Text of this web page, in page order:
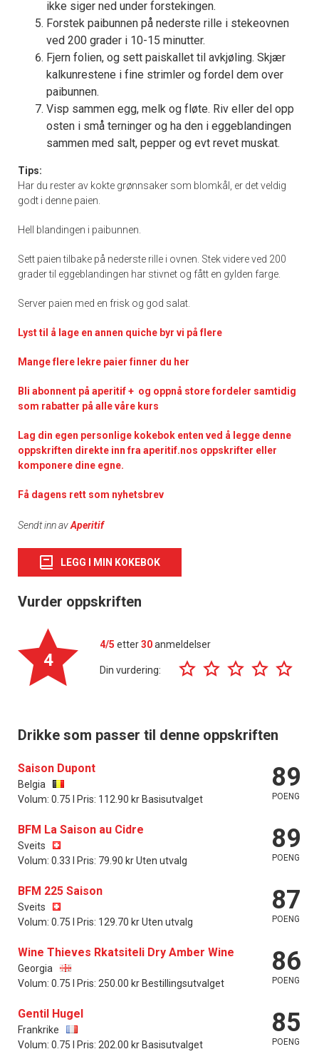
ikke siger ned under forstekingen.
Forstek paibunnen på nederste rille i stekeovnen
ved 200 grader i 10-15 minutter.
Fjern folien, og sett paiskallet til avkjøling. Skjær
kalkunrestene i fine strimler og fordel dem over
paibunnen.
Visp sammen egg, melk og fløte. Riv eller del opp
osten i små terninger og ha den i eggeblandingen
sammen med salt, pepper og evt revet muskat.
Tips:
Har du rester av kokte grønnsaker som blomkål, er det veldig
godt i denne paien.
Hell blandingen i paibunnen.
Sett paien tilbake på nederste rille i ovnen. Stek videre ved 200
grader til eggeblandingen har stivnet og fått en gylden farge.
Server paien med en frisk og god salat.
Lyst til å lage en annen quiche byr vi på flere
Mange flere lekre paier finner du her
Bli abonnent på aperitif + og oppnå store fordeler samtidig
som rabatter på alle våre kurs
Lag din egen personlige kokebok enten ved å legge denne
oppskriften direkte inn fra aperitif.nos oppskrifter eller
komponere dine egne.
Få dagens rett som nyhetsbrev
Sendt inn avAperitif
LEGG I MIN KOKEBOK
Vurder oppskriften
4
4/5 etter30anmeldelser
Din vurdering:
Drikke som passer til denne oppskriften
Saison Dupont
Belgia
Volum: 0.75 l Pris: 112.90 kr Basisutvalget
89
POENG
BFM La Saison au Cidre
Sveits
Volum: 0.33 l Pris: 79.90 kr Uten utvalg
89
POENG
BFM 225 Saison
Sveits
Volum: 0.75 l Pris: 129.70 kr Uten utvalg
87
POENG
Wine Thieves Rkatsiteli Dry Amber Wine
Georgia
Volum: 0.75 l Pris: 250.00 kr Bestillingsutvalget
86
POENG
Gentil Hugel
Frankrike
Volum: 0.75 l Pris: 202.00 kr Basisutvalget
85
POENG